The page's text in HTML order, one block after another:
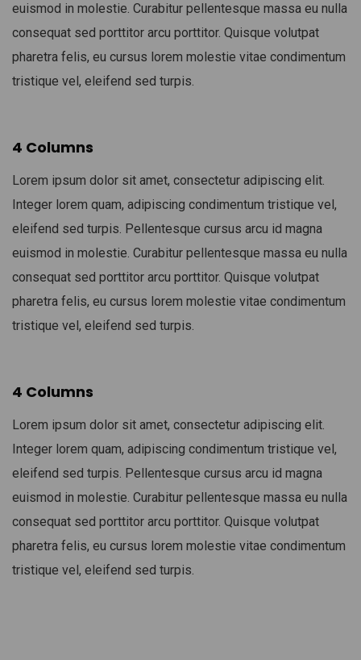
euismod in molestie. Curabitur pellentesque massa eu nulla
consequat sed porttitor arcu porttitor. Quisque volutpat
pharetra felis, eu cursus lorem molestie vitae condimentum
tristique vel, eleifend sed turpis.
4 Columns
Lorem ipsum dolor sit amet, consectetur adipiscing elit.
Integer lorem quam, adipiscing condimentum tristique vel,
eleifend sed turpis. Pellentesque cursus arcu id magna
euismod in molestie. Curabitur pellentesque massa eu nulla
consequat sed porttitor arcu porttitor. Quisque volutpat
pharetra felis, eu cursus lorem molestie vitae condimentum
tristique vel, eleifend sed turpis.
4 Columns
Lorem ipsum dolor sit amet, consectetur adipiscing elit.
Integer lorem quam, adipiscing condimentum tristique vel,
eleifend sed turpis. Pellentesque cursus arcu id magna
euismod in molestie. Curabitur pellentesque massa eu nulla
consequat sed porttitor arcu porttitor. Quisque volutpat
pharetra felis, eu cursus lorem molestie vitae condimentum
tristique vel, eleifend sed turpis.